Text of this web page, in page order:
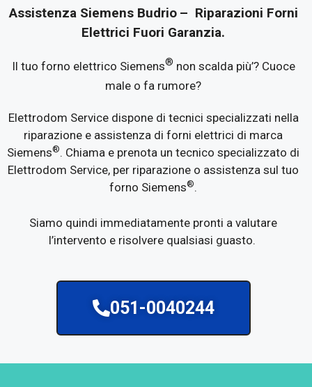
Assistenza Siemens Budrio – Riparazioni Forni
Elettrici Fuori Garanzia.
Il tuo forno elettrico Siemens® non scalda più’? Cuoce
male o fa rumore?
Elettrodom Service dispone di tecnici specializzati nella
riparazione e assistenza di forni elettrici di marca
Siemens®. Chiama e prenota un tecnico specializzato di
Elettrodom Service, per riparazione o assistenza sul tuo
forno Siemens®.
Siamo quindi immediatamente pronti a valutare
l’intervento e risolvere qualsiasi guasto.
051-0040244